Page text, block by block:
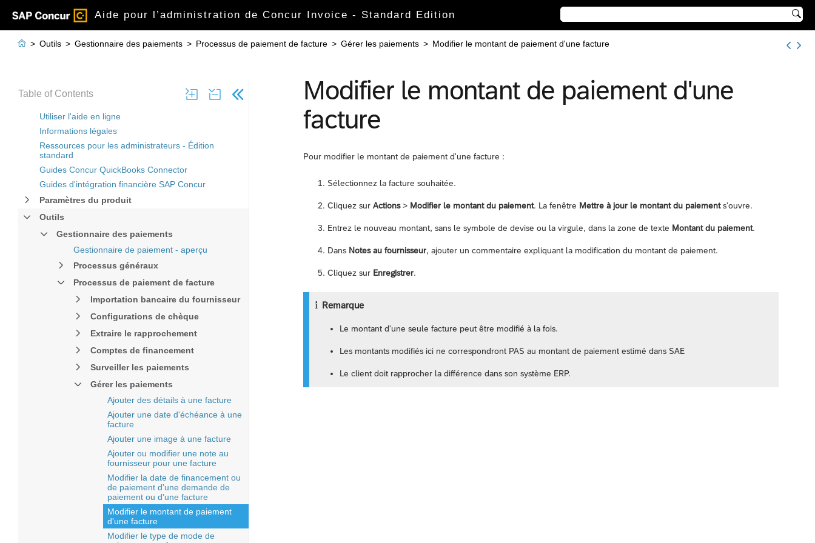
Aide pour l’administration de Concur Invoice - Standard Edition 
Table of Contents
Utiliser l'aide en ligne
Informations légales
Ressources pour les administrateurs - Édition
standard
Guides Concur QuickBooks Connector
Guides d'intégration financière SAP Concur
Paramètres du produit
Outils
Gestionnaire des paiements
Gestionnaire de paiement - aperçu
Processus généraux
Processus de paiement de facture
Importation bancaire du fournisseur
Configurations de chèque
Extraire le rapprochement
Comptes de financement
Surveiller les paiements
Gérer les paiements
Ajouter des détails à une facture
Ajouter une date d'échéance à une
facture
Ajouter une image à une facture
Ajouter ou modifier une note au
fournisseur pour une facture
Modifier la date de financement ou
de paiement d'une demande de
paiement ou d'une facture
Modifier le montant de paiement
d'une facture
Modifier le type de mode de
 > Outils > Gestionnaire des paiements > Processus de paiement de facture > Gérer les paiements > Modifier le montant de paiement d'une facture
Modifier le montant de paiement d'une
facture
Pour modifier le montant de paiement d'une facture :
Sélectionnez la facture souhaitée.
Cliquez sur Actions> Modifier le montant du paiement. La fenêtre Mettre à jour le montant du paiements'ouvre.
Entrez le nouveau montant, sans le symbole de devise ou la virgule, dans la zone de texte Montant du paiement.
Dans Notes au fournisseur, ajouter un commentaire expliquant la modification du montant de paiement.
Cliquez sur Enregistrer.
Remarque
Le montant d'une seule facture peut être modifié à la fois.
Les montants modifiés ici ne correspondront PAS au montant de paiement estimé dans SAE
Le client doit rapprocher la différence dans son système ERP.